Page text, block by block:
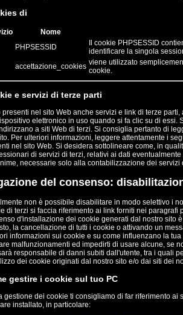
di
Nome
PHPSESSID
Il cookie PHPSESSID
identificare la singola
accettazione_cookies viene utilizzato
cookie.
e servizi di terze parti
presenti nel sito Web anche servizi e link di terze
elettronico in uso quando si fa clic su di
a siti Web di terzi. Si consiglia pertanto di
Per ulteriori informazioni, leggere attentamente i
nel sito Web. Si desidera sottolineare come, in
di servizi di terzi, relativi ai dati
necessarie solo alla contabilizzazione dei servizi
del consenso:
non è possibile disabilitare in modo selettivo i
di terzi si faccia riferimento ai link forniti nei
d'installazione dei cookie generati dal nostro sito
la cancellazione di tutti i cookie o attivando un
informazioni sui cookie e su come influenzano la
malfunzionamenti ed impedirti di usare alcune, se
responsabile di danni subiti dall'utente, tra i quali
dei cookie originati dal nostro sito e/o dai siti dei
gestire i cookie sul tuo PC
gestione dei cookie ti consigliamo di far riferimento
installato, in particolare: